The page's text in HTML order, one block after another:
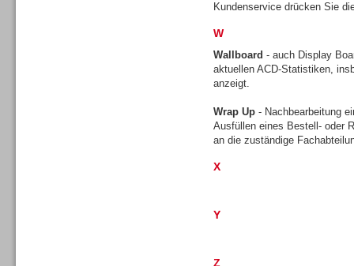
Kundenservice drücken Sie
W
Wallboard - auch Display
aktuellen ACD-Statistiken,
anzeigt.
Wrap Up - Nachbearbeitung
Ausfüllen eines Bestell- oder
an die zuständige
X
Y
Z